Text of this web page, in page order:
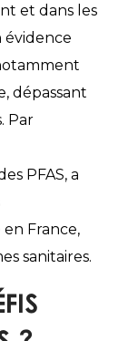
et dans les
évidence
dépassant
Par
PFAS, a
France,
sanitaires.